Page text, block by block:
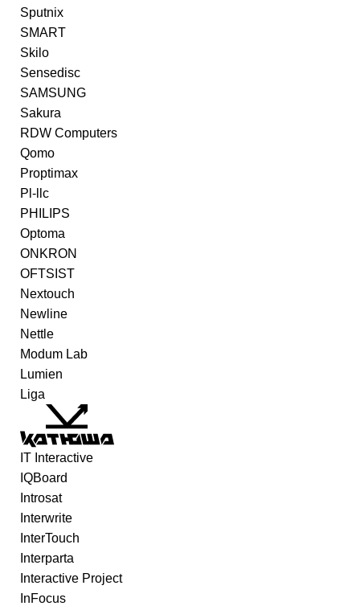
Sputnix
SMART
Skilo
Sensedisc
SAMSUNG
Sakura
RDW Computers
Qomo
Proptimax
Pl-llc
PHILIPS
Optoma
ONKRON
OFTSIST
Nextouch
Newline
Nettle
Modum Lab
Lumien
Liga
IT Interactive
IQBoard
Introsat
Interwrite
InterTouch
Interparta
Interactive Project
InFocus